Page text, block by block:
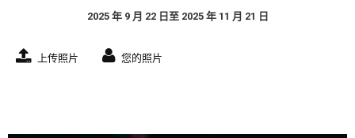
2025 年 9 月 22 日至 2025 年 11 月 21 日
上传照片 您的照片